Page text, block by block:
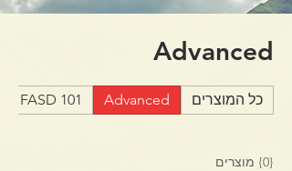
Advanced
כל המוצרים Advanced
FASD 101
{0} מוצרים